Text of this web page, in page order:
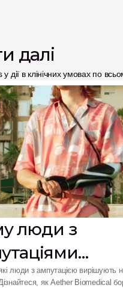
далі
дії в клінічних умовах по
люди з
люди з ампутацією вирішують
як Aether Biomedical